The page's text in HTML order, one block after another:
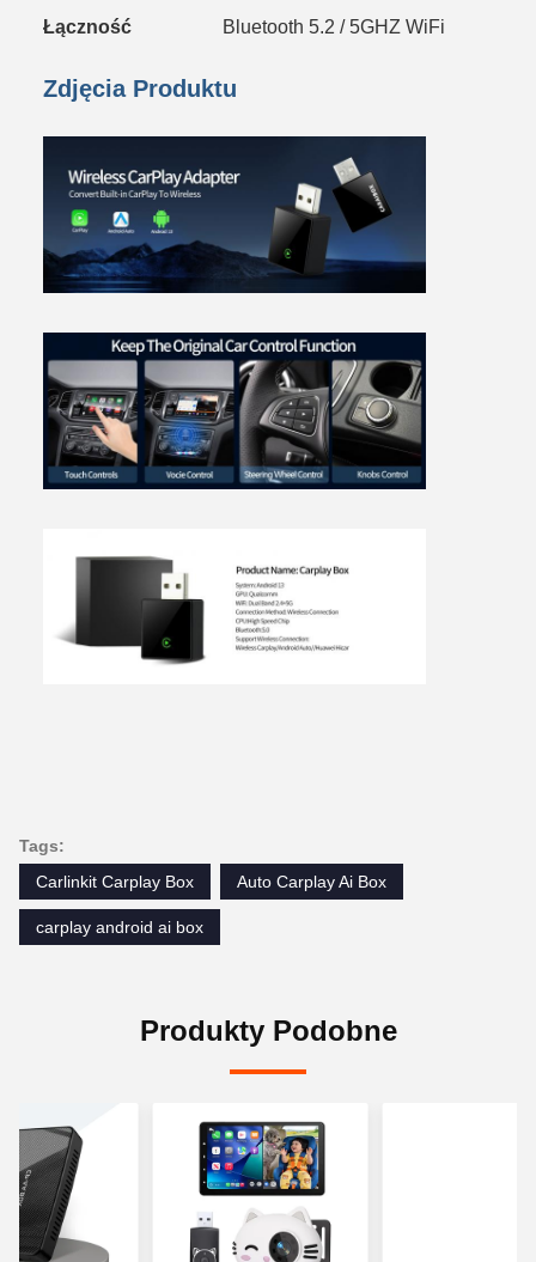
Łączność
Bluetooth 5.2 / 5GHZ WiFi
Zdjęcia Produktu
Tags:
Carlinkit Carplay Box
Auto Carplay Ai Box
carplay android ai box
Produkty Podobne